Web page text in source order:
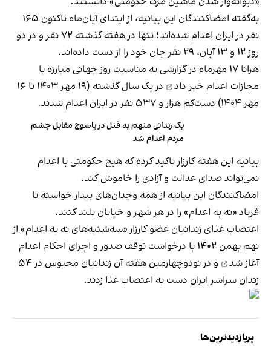
به‌گفته امضاکنندگان این بیانیه، از ابتدای آبان‌ماه تاکنون ۱۶۵
نفر در ایران اعدام شده‌اند؛ تنها در هفته گذشته ۷۲ نفر و در دو
روز ۱۲ و ۱۳ آبان، ۲۹ نفر جان خود را از دست داده‌اند.
هرانا ۱۷ مهرماه در گزارشی به مناسبت روز جهانی مبارزه با
مجازات اعدام خبر داد
در یک سال گذشته (۱۹ مهر ۱۴۰۳ تا ۱۶
مهر ۱۴۰۴) دست‌کم هزار و ۵۳۷ نفر در ایران اعدام شدند.
یک زندانی متهم به قتل در یاسوج مقابل چشم
مردم اعدام شد
بیانیه این هفته کارزار تاکید کرده که هیچ حکومتی با اعدام
نمی‌تواند صدای عدالت و آزادی را خاموش کند.
امضاکنندگان این بیانیه از همه وجدان‌های بیدار خواسته تا
فریاد «نه به اعدام» را در هر شهر و خیابان بلند کنند.
اعتصاب غذای زندانیان عضو کارزار «سه‌شنبه‌های نه به اعدام» از
نهم بهمن ۱۴۰۲ با درخواست توقف صدور و اجرای احکام اعدام
آغاز شد
و در نودوچهارمین هفته آن زندانیان محبوس در ۵۴
زندان سراسر ایران دست به اعتصاب غذا زدند.
پربازدیدترین‌ها